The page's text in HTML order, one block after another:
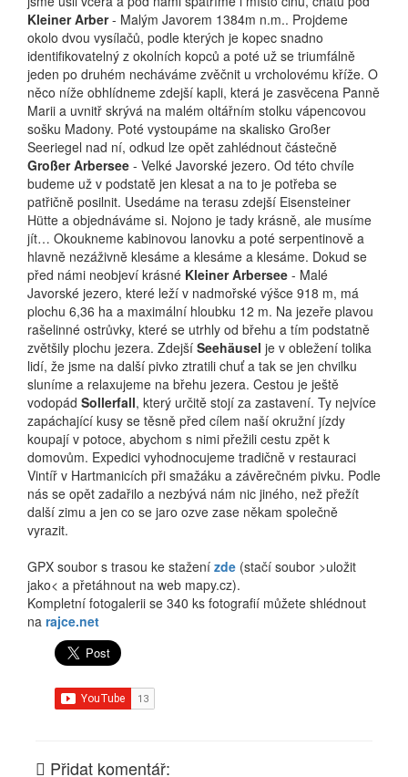
Kleiner Arber- Malým Javorem 1384m n.m.. Projdeme
okolo dvou vysílačů, podle kterých je kopec snadno
identifikovatelný z okolních kopců a poté už se triumfálně
jeden po druhém necháváme zvěčnit u vrcholovému kříže. O
něco níže obhlídneme zdejší kapli, která je zasvěcena Panně
Marii a uvnitř skrývá na malém oltářním stolku vápencovou
sošku Madony. Poté vystoupáme na skalisko Großer
Seeriegel nad ní, odkud lze opět zahlédnout částečně
Großer Arbersee - Velké Javorské jezero. Od této chvíle
budeme už v podstatě jen klesat a na to je potřeba se
patřičně posilnit. Usedáme na terasu zdejší Eisensteiner
Hütte a objednáváme si. Nojono je tady krásně, ale musíme
jít… Okoukneme kabinovou lanovku a poté serpentinově a
hlavně nezáživně klesáme a klesáme a klesáme. Dokud se
před námi neobjeví krásné Kleiner Arbersee - Malé
Javorské jezero, které leží v nadmořské výšce 918 m, má
plochu 6,36 ha a maximální hloubku 12 m. Na jezeře plavou
rašelinné ostrůvky, které se utrhly od břehu a tím podstatně
zvětšily plochu jezera. Zdejší Seehäusel je v obležení tolika
lidí, že jsme na další pivko ztratili chuť a tak se jen chvilku
sluníme a relaxujeme na břehu jezera. Cestou je ještě
vodopád Sollerfall, který určitě stojí za zastavení. Ty nejvíce
zapáchající kusy se těsně před cílem naší okružní jízdy
koupají v potoce, abychom s nimi přežili cestu zpět k
domovům. Expedici vyhodnocujeme tradičně v restauraci
Vintíř v Hartmanicích při smažáku a závěrečném pivku. Podle
nás se opět zadařilo a nezbývá nám nic jiného, než přežít
další zimu a jen co se jaro ozve zase někam společně
vyrazit.
GPX soubor s trasou ke stažení zde (stačí soubor >uložit
jako< a přetáhnout na web mapy.cz).
Kompletní fotogalerii se 340 ks fotografií můžete shlédnout
na rajce.net
Přidat komentář: